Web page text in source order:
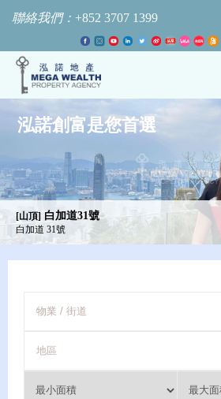
聯絡我們： +852 3707 1399
泓諾創富是您首選
[大潭] 玫瑰園
紅山道 88號
泓諾創富是您首選
[上水/粉嶺] ST. ANDREWS PLACE
金翠路 38號
泓諾創富是您首選
[赤柱] 富豪海灣
黃麻角道 88號
泓諾創富是您首選
[山頂] 瑞燕大廈
加列山道 18-22號
泓諾創富是您首選
[山頂] 白加道31號
白加道 31號
泓諾創富是您首選
[山頂] 白加道31號
白加道 31號
泓諾創富是您首選
[山頂] 施勳道
施勳道 30號
泓諾創富是您首選
[淺水灣/壽臣山] 淺水灣道37號
淺水灣道 37號
泓諾創富是您首選
[淺水灣/壽臣山] 淺水灣道37號
淺水灣道 37號
泓諾創富是您首選
[淺水灣/壽臣山] 雅景閣
南灣道 10號
泓諾創富是您首選
[山頂] INTEROCEAN COURT
山頂道 26號
泓諾創富是您首選
[香港仔/鴨脷洲] 南區左岸
鴨脷洲徑 8號
泓諾創富是您首選
[淺水灣/壽臣山] 曉穎花園
壽臣山道西 13號
泓諾創富是您首選
[赤柱] THREE BAYS
赤柱灘道 7號
泓諾創富是您首選
[西半山] 重德大廈
馬己仙峽道 2號
泓諾創富是您首選
[淺水灣/壽臣山] 保華大廈
淺水灣道 119A號
泓諾創富是您首選
[中半山] 地利根德閣
地利根德里 14號
泓諾創富是您首選
[大潭] 玫瑰園
紅山道 88號
泓諾創富是您首選
[淺水灣/壽臣山] 壁池
麗景道 7號
泓諾創富是您首選
[淺水灣/壽臣山] 雅景閣
南灣道 10號
泓諾創富是您首選
[山頂] 施勳道
施勳道 null號
泓諾創富是您首選
[淺水灣/壽臣山] 璧池
麗景道 7號
泓諾創富是您首選
[大潭] 玫瑰園
紅山道 88號
泓諾創富是您首選
[大潭] 玫瑰園
紅山道 88號
泓諾創富是您首選
[上水/粉嶺] ST. ANDREWS PLACE
金翠路 38號